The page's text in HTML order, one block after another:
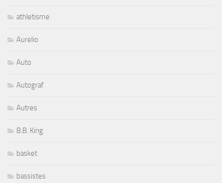
athletisme
Aurelio
Auto
Autograf
Autres
B.B. King
basket
bassistes